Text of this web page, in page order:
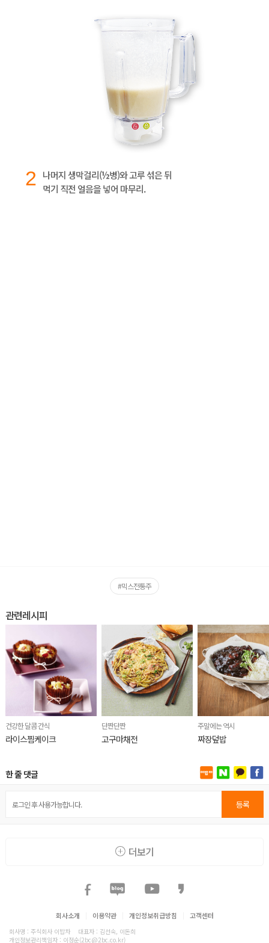
2 나머지 생막걸리(½병)와 고루 섞은 뒤
먹기 직전 얼음을 넣어 마무리.
#믹스전통주
관련레시피
건강한 달콤 간식
라이스찜케이크
단짠단짠
고구마채전
주말에는 역시
짜장덮밥
한 줄 댓글
등록
더보기
회사소개 이용약관 개인정보취급방침 고객센터
회사명 : 주식회사 이밥차
대표자 : 김선숙, 이돈희
개인정보관리책임자 : 이정순(2bc@2bc.co.kr)